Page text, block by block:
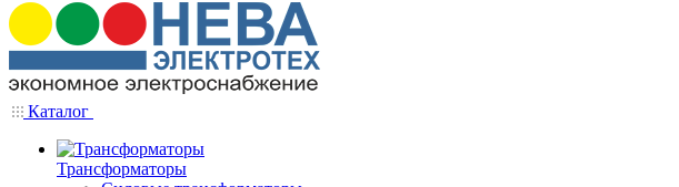
Каталог
Трансформаторы